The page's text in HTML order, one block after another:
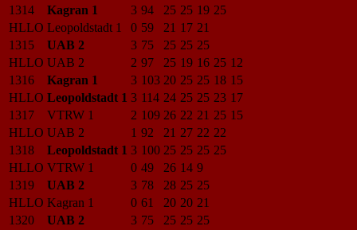
1314
Kagran 1 3 94 25 25 19 25
HLLO Leopoldstadt 1 0 59 21 17 21
1315
UAB 2 3 75 25 25 25
HLLO UAB 2 2 97 25 19 16 25 12
1316
Kagran 1 3 103 20 25 25 18 15
HLLO Leopoldstadt 1 3 114 24 25 25 23 17
1317
VTRW 1 2 109 26 22 21 25 15
HLLO UAB 2 1 92 21 27 22 22
1318
Leopoldstadt 1 3 100 25 25 25 25
HLLO VTRW 1 0 49 26 14 9
1319
UAB 2 3 78 28 25 25
HLLO Kagran 1 0 61 20 20 21
1320
UAB 2 3 75 25 25 25